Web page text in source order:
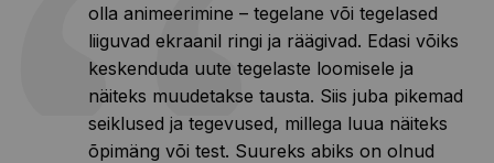
olla animeerimine – tegelane või tegelased
liiguvad ekraanil ringi ja räägivad. Edasi võiks
keskenduda uute tegelaste loomisele ja
näiteks muudetakse tausta. Siis juba pikemad
seiklused ja tegevused, millega luua näiteks
õpimäng või test. Suureks abiks on olnud